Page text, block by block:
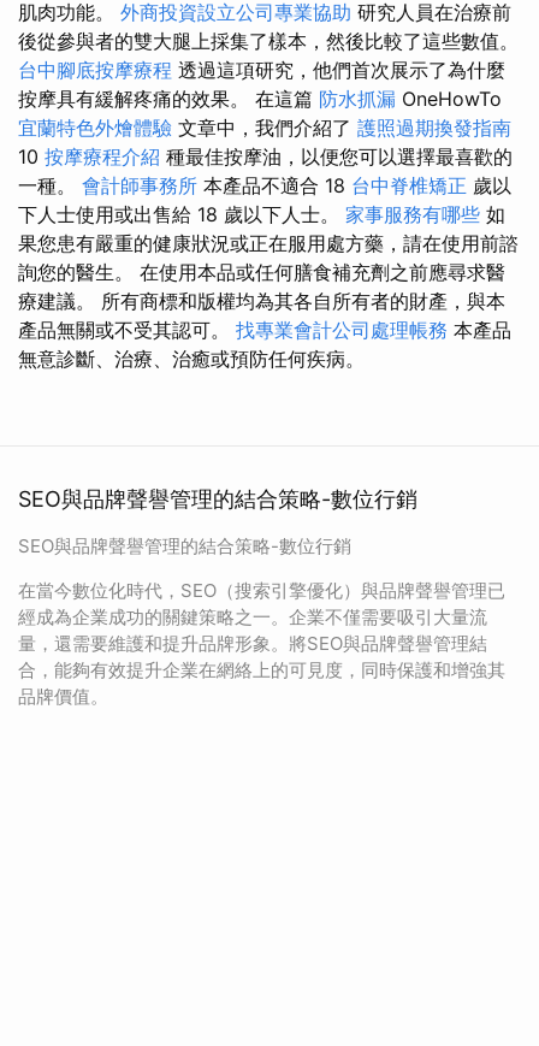
肌肉功能。 外商投資設立公司專業協助 研究人員在治療前
後從參與者的雙大腿上採集了樣本，然後比較了這些數值。
台中腳底按摩療程 透過這項研究，他們首次展示了為什麼
按摩具有緩解疼痛的效果。 在這篇 防水抓漏 OneHowTo
宜蘭特色外燴體驗 文章中，我們介紹了 護照過期換發指南
10 按摩療程介紹 種最佳按摩油，以便您可以選擇最喜歡的
一種。 會計師事務所 本產品不適合 18 台中脊椎矯正 歲以
下人士使用或出售給 18 歲以下人士。 家事服務有哪些 如
果您患有嚴重的健康狀況或正在服用處方藥，請在使用前諮
詢您的醫生。 在使用本品或任何膳食補充劑之前應尋求醫
療建議。 所有商標和版權均為其各自所有者的財產，與本
產品無關或不受其認可。 找專業會計公司處理帳務 本產品
無意診斷、治療、治癒或預防任何疾病。
SEO與品牌聲譽管理的結合策略-數位行銷
SEO與品牌聲譽管理的結合策略-數位行銷
在當今數位化時代，SEO（搜索引擎優化）與品牌聲譽管理已
經成為企業成功的關鍵策略之一。企業不僅需要吸引大量流
量，還需要維護和提升品牌形象。將SEO與品牌聲譽管理結
合，能夠有效提升企業在網絡上的可見度，同時保護和增強其
品牌價值。